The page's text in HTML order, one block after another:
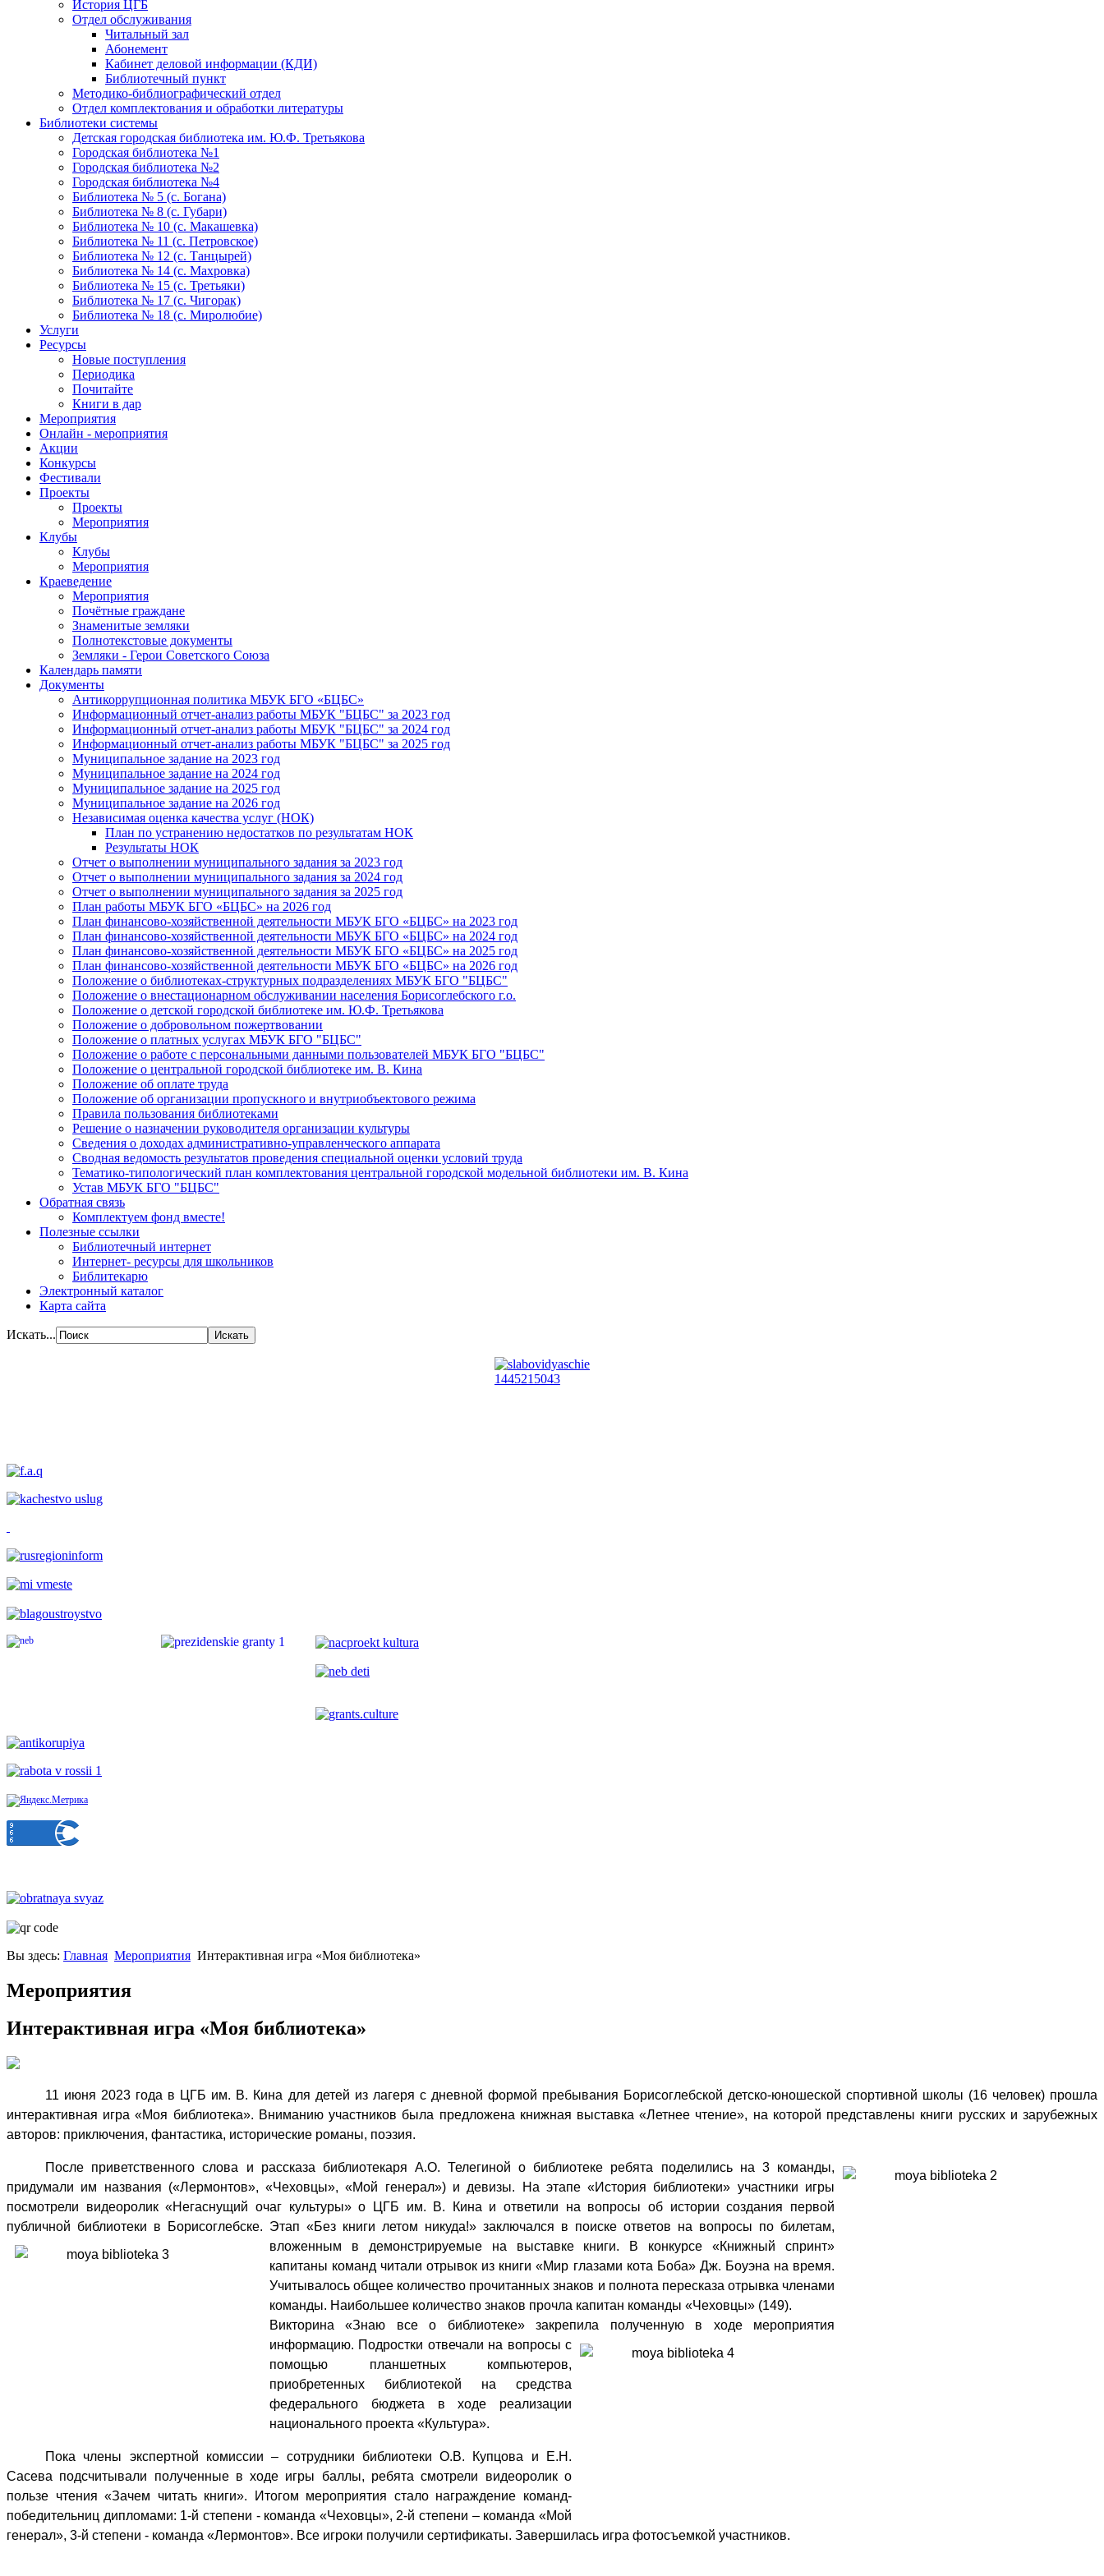
История ЦГБ
Отдел обслуживания
Читальный зал
Абонемент
Кабинет деловой информации (КДИ)
Библиотечный пункт
Методико-библиографический отдел
Отдел комплектования и обработки литературы
Библиотеки системы
Детская городская библиотека им. Ю.Ф. Третьякова
Городская библиотека №1
Городская библиотека №2
Городская библиотека №4
Библиотека № 5 (с. Богана)
Библиотека № 8 (с. Губари)
Библиотека № 10 (с. Макашевка)
Библиотека № 11 (с. Петровское)
Библиотека № 12 (с. Танцырей)
Библиотека № 14 (с. Махровка)
Библиотека № 15 (с. Третьяки)
Библиотека № 17 (с. Чигорак)
Библиотека № 18 (с. Миролюбие)
Услуги
Ресурсы
Новые поступления
Периодика
Почитайте
Книги в дар
Мероприятия
Онлайн - мероприятия
Акции
Конкурсы
Фестивали
Проекты
Проекты
Мероприятия
Клубы
Клубы
Мероприятия
Краеведение
Мероприятия
Почётные граждане
Знаменитые земляки
Полнотекстовые документы
Земляки - Герои Советского Союза
Календарь памяти
Документы
Антикоррупционная политика МБУК БГО «БЦБС»
Информационный отчет-анализ работы МБУК "БЦБС" за 2023 год
Информационный отчет-анализ работы МБУК "БЦБС" за 2024 год
Информационный отчет-анализ работы МБУК "БЦБС" за 2025 год
Муниципальное задание на 2023 год
Муниципальное задание на 2024 год
Муниципальное задание на 2025 год
Муниципальное задание на 2026 год
Независимая оценка качества услуг (НОК)
План по устранению недостатков по результатам НОК
Результаты НОК
Отчет о выполнении муниципального задания за 2023 год
Отчет о выполнении муниципального задания за 2024 год
Отчет о выполнении муниципального задания за 2025 год
План работы МБУК БГО «БЦБС» на 2026 год
План финансово-хозяйственной деятельности МБУК БГО «БЦБС» на 2023 год
План финансово-хозяйственной деятельности МБУК БГО «БЦБС» на 2024 год
План финансово-хозяйственной деятельности МБУК БГО «БЦБС» на 2025 год
План финансово-хозяйственной деятельности МБУК БГО «БЦБС» на 2026 год
Положение о библиотеках-структурных подразделениях МБУК БГО "БЦБС"
Положение о внестационарном обслуживании населения Борисоглебского г.о.
Положение о детской городской библиотеке им. Ю.Ф. Третьякова
Положение о добровольном пожертвовании
Положение о платных услугах МБУК БГО "БЦБС"
Положение о работе с персональными данными пользователей МБУК БГО "БЦБС"
Положение о центральной городской библиотеке им. В. Кина
Положение об оплате труда
Положение об организации пропускного и внутриобъектового режима
Правила пользования библиотеками
Решение о назначении руководителя организации культуры
Сведения о доходах административно-управленческого аппарата
Сводная ведомость результатов проведения специальной оценки условий труда
Тематико-типологический план комплектования центральной городской модельной библиотеки им. В. Кина
Устав МБУК БГО "БЦБС"
Обратная связь
Комплектуем фонд вместе!
Полезные ссылки
Библиотечный интернет
Интернет- ресурсы для школьников
Библитекарю
Электронный каталог
Карта сайта
Искать...
Вы здесь: Главная Мероприятия Интерактивная игра «Моя библиотека»
Мероприятия
Интерактивная игра «Моя библиотека»
11 июня 2023 года в ЦГБ им. В. Кина для детей из лагеря с дневной формой пребывания Борисоглебской детско-юношеской спортивной школы (16 человек) прошла
интерактивная игра «Моя библиотека». Вниманию участников была предложена книжная выставка «Летнее чтение», на которой представлены книги русских и зарубежных
авторов: приключения, фантастика, исторические романы, поэзия.
После приветственного слова и рассказа библиотекаря А.О. Телегиной о библиотеке ребята поделились на 3 команды,
придумали им названия («Лермонтов», «Чеховцы», «Мой генерал») и девизы. На этапе «История библиотеки» участники игры
посмотрели видеоролик «Негаснущий очаг культуры» о ЦГБ им. В. Кина и ответили на вопросы об истории создания первой
публичной библиотеки в Борисоглебске. Этап «Без книги летом никуда!» заключался в поиске ответов на вопросы по билетам,
вложенным в демонстрируемые на выставке книги. В конкурсе «Книжный спринт»
капитаны команд читали отрывок из книги «Мир глазами кота Боба» Дж. Боуэна на время.
Учитывалось общее количество прочитанных знаков и полнота пересказа отрывка членами
команды. Наибольшее количество знаков прочла капитан команды «Чеховцы» (149).
Викторина «Знаю все о библиотеке» закрепила полученную в ходе мероприятия
информацию. Подростки отвечали на вопросы с
помощью планшетных компьютеров,
приобретенных библиотекой на средства
федерального бюджета в ходе реализации
национального проекта «Культура».
Пока члены экспертной комиссии – сотрудники библиотеки О.В. Купцова и Е.Н.
Сасева подсчитывали полученные в ходе игры баллы, ребята смотрели видеоролик о
пользе чтения «Зачем читать книги». Итогом мероприятия стало награждение команд-
победительниц дипломами: 1-й степени - команда «Чеховцы», 2-й степени – команда «Мой
генерал», 3-й степени - команда «Лермонтов». Все игроки получили сертификаты. Завершилась игра фотосъемкой участников.